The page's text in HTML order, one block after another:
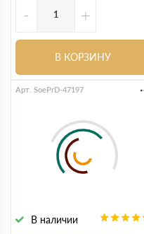
- +
В КОРЗИНУ
В наличии
Арт. SoePrD-47197